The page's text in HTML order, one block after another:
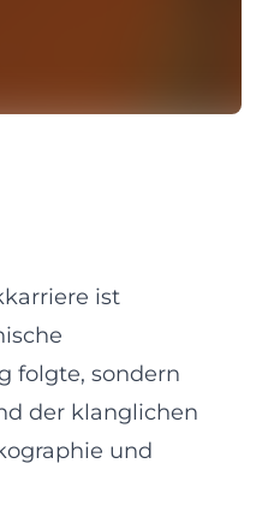
ist
folgte, sondern
der klanglichen
und